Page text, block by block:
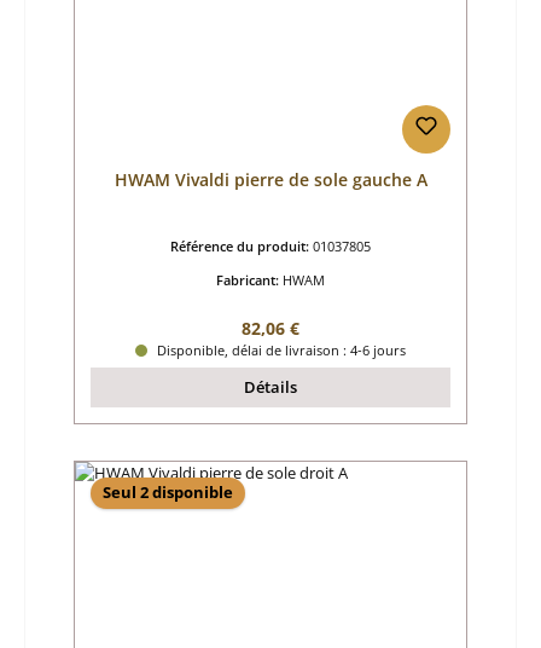
HWAM Vivaldi pierre de sole gauche A
Référence du produit: 01037805
Fabricant: HWAM
Prix régulier :
82,06 €
Disponible, délai de livraison : 4-6 jours
Détails
Seul 2 disponible